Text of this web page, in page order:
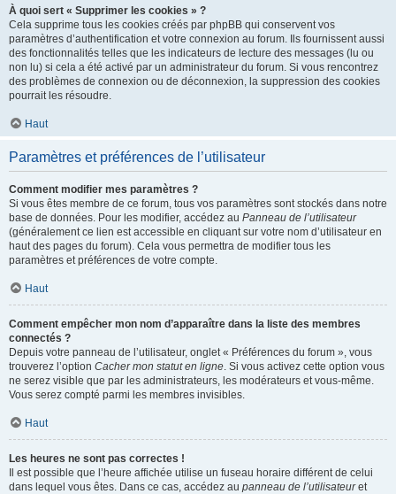
À quoi sert « Supprimer les cookies » ?
Cela supprime tous les cookies créés par phpBB qui conservent vos
paramètres d’authentification et votre connexion au forum. Ils fournissent aussi
des fonctionnalités telles que les indicateurs de lecture des messages (lu ou
non lu) si cela a été activé par un administrateur du forum. Si vous rencontrez
des problèmes de connexion ou de déconnexion, la suppression des cookies
pourrait les résoudre.
Haut
Paramètres et préférences de l’utilisateur
Comment modifier mes paramètres ?
Si vous êtes membre de ce forum, tous vos paramètres sont stockés dans notre
base de données. Pour les modifier, accédez au Panneau de l’utilisateur
(généralement ce lien est accessible en cliquant sur votre nom d’utilisateur en
haut des pages du forum). Cela vous permettra de modifier tous les
paramètres et préférences de votre compte.
Haut
Comment empêcher mon nom d’apparaître dans la liste des membres
connectés ?
Depuis votre panneau de l’utilisateur, onglet « Préférences du forum », vous
trouverez l’option Cacher mon statut en ligne. Si vous activez cette option vous
ne serez visible que par les administrateurs, les modérateurs et vous-même.
Vous serez compté parmi les membres invisibles.
Haut
Les heures ne sont pas correctes !
Il est possible que l’heure affichée utilise un fuseau horaire différent de celui
dans lequel vous êtes. Dans ce cas, accédez au panneau de l’utilisateuret